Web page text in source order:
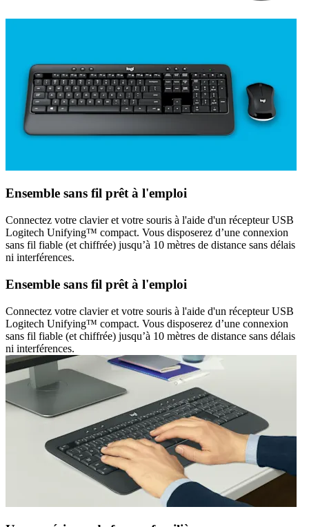
Ensemble sans fil prêt à l'emploi
Connectez votre clavier et votre souris à l'aide d'un récepteur USB
Logitech Unifying™ compact. Vous disposerez d’une connexion
sans fil fiable (et chiffrée) jusqu’à 10 mètres de distance sans délais
ni interférences.
Ensemble sans fil prêt à l'emploi
Connectez votre clavier et votre souris à l'aide d'un récepteur USB
Logitech Unifying™ compact. Vous disposerez d’une connexion
sans fil fiable (et chiffrée) jusqu’à 10 mètres de distance sans délais
ni interférences.